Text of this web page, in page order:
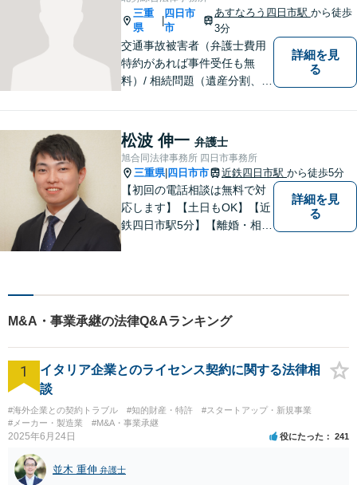
しょう。
三重
県
四日市
市
あすなろう四日市駅 から徒歩
3分
交通事故被害者（弁護士費用
特約があれば事件受任も無
料）/ 相続問題（遺産分割、遺
さい。
詳細を見
る
松波 伸一 弁護士
旭合同法律事務所 四日市事務所
三重県| 四日市市 近鉄四日市駅 から徒歩5分
【初回の電話相談は無料で対
応します】【土日もOK】【近
鉄四日市駅5分】【離婚・相続
刑事事件全般】双方ともに納
得する解決を目指します【交
通事故】示談金の増額に向け
尽力
詳細を見
る
M&A・事業承継の法律Q&Aランキング
1
イタリア企業とのライセンス契約に関する法律相
談
#海外企業との契約トラブル #知的財産・特許
#スタートアップ・新規事業
#メーカー・製造業
#M&A・事業承継
2025年6月24日 役にたった 241
並木 重伸 弁護士